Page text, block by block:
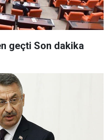
geçti Son dakika